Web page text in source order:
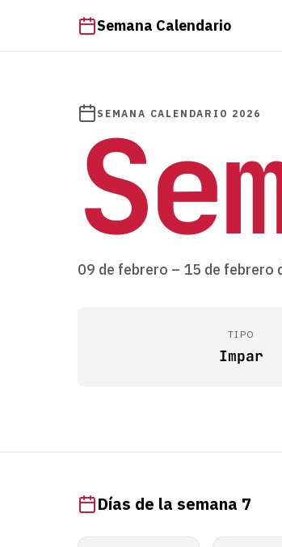
Semana Calendario
SEMANA CALENDARIO 2026
09 de febrero – 15 de febrero
TIPO
Impar
Días de la semana 7